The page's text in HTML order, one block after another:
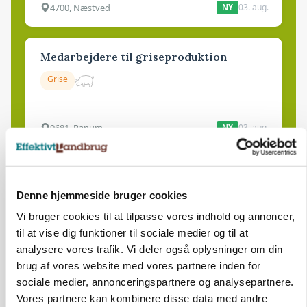
Denne hjemmeside bruger cookies
Vi bruger cookies til at tilpasse vores indhold og annoncer,
til at vise dig funktioner til sociale medier og til at
analysere vores trafik. Vi deler også oplysninger om din
brug af vores website med vores partnere inden for
sociale medier, annonceringspartnere og analysepartnere.
Vores partnere kan kombinere disse data med andre
4700, Næstved NY 03. aug.
Medarbejdere til griseproduktion
Grise
9681, Ranum NY 03. aug.
Kalve
6392, Bolderslev NY 03. aug.
Leder til klimastald